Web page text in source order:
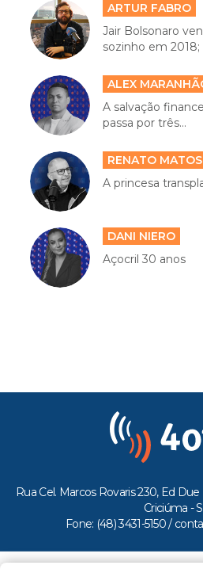
ARTUR FABRO
Jair Bolsonaro
sozinho em 2018;
ALEX
A salvação
passa por três...
RENATO MATOS
A princesa
DANI NIERO
Açocril 30 anos
Rua Cel. Marcos Rovaris 230, Ed Due
Criciúma -
Fone: (48) 3431-5150 /